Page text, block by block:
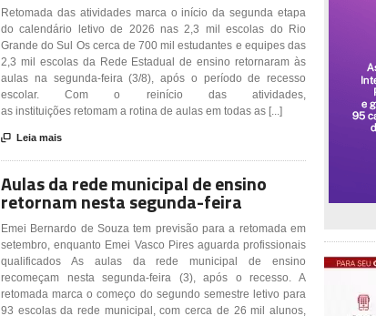
Retomada das atividades marca o início da segunda etapa
do calendário letivo de 2026 nas 2,3 mil escolas do Rio
Grande do Sul Os cerca de 700 mil estudantes e equipes das
2,3 mil escolas da Rede Estadual de ensino retornaram às
aulas na segunda-feira (3/8), após o período de recesso
escolar. Com o reinício das atividades,
as instituições retomam a rotina de aulas em todas as [...]
 Leia mais
Aulas da rede municipal de ensino
retornam nesta segunda-feira
Emei Bernardo de Souza tem previsão para a retomada em
setembro, enquanto Emei Vasco Pires aguarda profissionais
qualificados As aulas da rede municipal de ensino
recomeçam nesta segunda-feira (3), após o recesso. A
retomada marca o começo do segundo semestre letivo para
93 escolas da rede municipal, com cerca de 26 mil alunos,